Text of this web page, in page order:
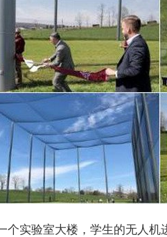
个实验室大楼，学生的无人机